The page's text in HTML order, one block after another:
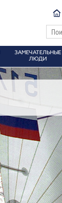
ЗАМЕЧАТЕЛЬНЫЕ
ЛЮДИ